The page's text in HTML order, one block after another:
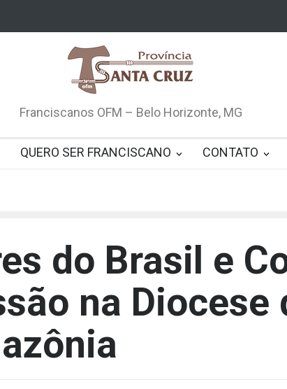
Franciscanos OFM – Belo Horizonte, MG
QUERO SER FRANCISCANO CONTATO
do Brasil e
na Diocese